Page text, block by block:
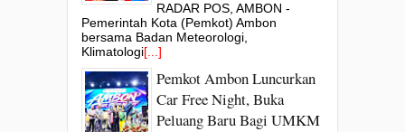
RADAR POS, AMBON -
Pemerintah Kota (Pemkot) Ambon
bersama Badan Meteorologi,
Klimatologi[...]
Pemkot Ambon Luncurkan
Car Free Night, Buka
Peluang Baru Bagi UMKM